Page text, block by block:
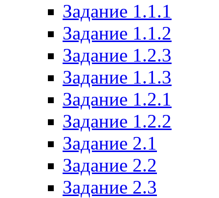
Задание 1.1.1
Задание 1.1.2
Задание 1.2.3
Задание 1.1.3
Задание 1.2.1
Задание 1.2.2
Задание 2.1
Задание 2.2
Задание 2.3